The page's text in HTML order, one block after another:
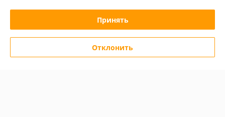
Принять
Отклонить